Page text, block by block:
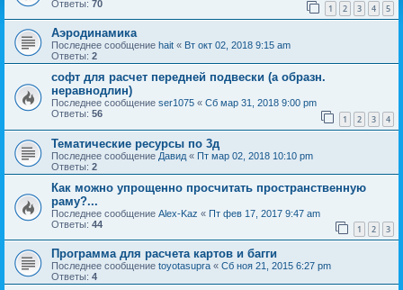
Ответы: 70 1 2 3 4 5
Аэродинамика
Последнее сообщение hait « Вт окт 02, 2018 9:15 am
Ответы: 2
софт для расчет передней подвески (а образн.
неравнодлин)
Последнее сообщение ser1075 « Сб мар 31, 2018 9:00 pm
Ответы: 56 1 2 3 4
Тематические ресурсы по 3д
Последнее сообщение Давид « Пт мар 02, 2018 10:10 pm
Ответы: 2
Как можно упрощенно просчитать пространственную
раму?...
Последнее сообщение Alex-Kaz « Пт фев 17, 2017 9:47 am
Ответы: 44 1 2 3
Программа для расчета картов и багги
Последнее сообщение toyotasupra « Сб ноя 21, 2015 6:27 pm
Ответы: 4